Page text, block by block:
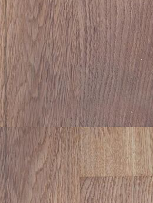
picture-2600 (5)